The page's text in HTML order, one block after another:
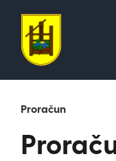
content
Proračun